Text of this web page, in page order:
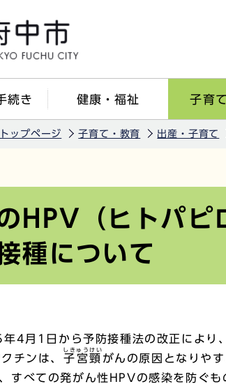
続き 健康・福祉 子育
トップページ 子育て・教育 出産・子育て
HPV（ヒトパピ
種について
4月1日から予防接種法の改正により
チンは、 子宮頸
しきゅうけい
がんの原因となりや
すべての発がん性HPVの感染を防ぐも